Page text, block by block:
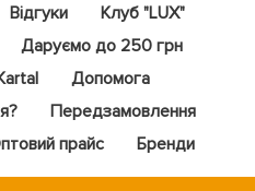
Відгуки
Клуб "LUX"
Даруємо до 250 грн
Допомога
Передзамовлення
прайс Бренди